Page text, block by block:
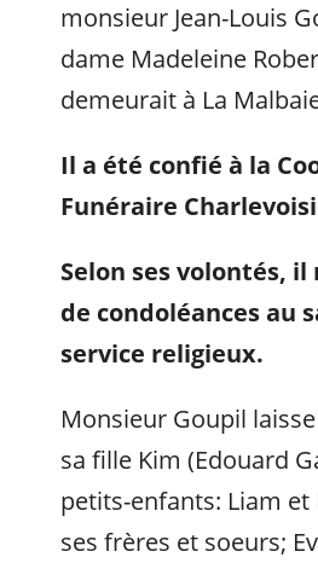
monsieur Jean-Louis
dame Madeleine
demeurait à La
Il a été confié à la
Funéraire
Selon ses volontés, il
de condoléances au
service religieux.
Monsieur Goupil
sa fille Kim (Edouard
petits-enfants: Liam et
ses frères et soeurs;